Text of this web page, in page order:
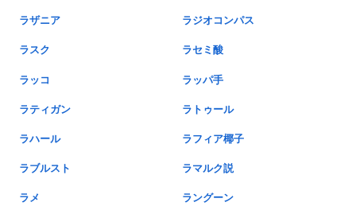
ラザニア ラジオコンパス
ラスク ラセミ酸
ラッコ ラッパ手
ラティガン ラトゥール
ラハール ラフィア椰子
ラブルスト ラマルク説
ラメ ラングーン